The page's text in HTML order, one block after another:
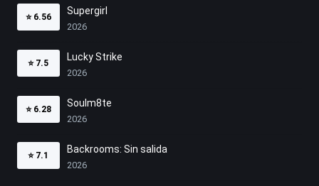
⭐ 6.56
Supergirl
2026
⭐ 7.5
Lucky Strike
2026
⭐ 6.28
Soulm8te
2026
⭐ 7.1
Backrooms: Sin salida
2026